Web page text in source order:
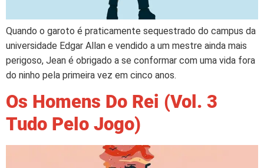
Quando o garoto é praticamente sequestrado do campus da
universidade Edgar Allan e vendido a um mestre ainda mais
perigoso, Jean é obrigado a se conformar com uma vida fora
do ninho pela primeira vez em cinco anos.
Os Homens Do Rei (Vol. 3
Tudo Pelo Jogo)